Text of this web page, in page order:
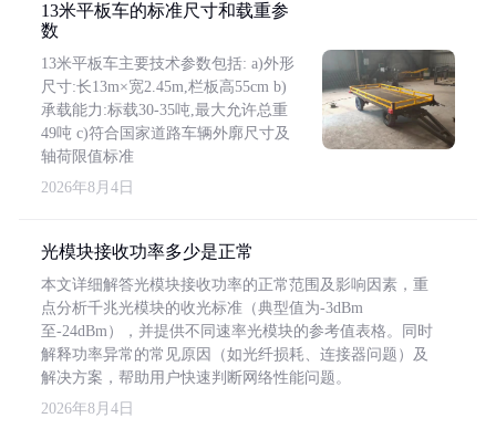
13米平板车的标准尺寸和载重参
数
13米平板车主要技术参数包括: a)外形
尺寸:长13m×宽2.45m,栏板高55cm b)
承载能力:标载30-35吨,最大允许总重
49吨 c)符合国家道路车辆外廓尺寸及
轴荷限值标准
2026年8月4日
光模块接收功率多少是正常
本文详细解答光模块接收功率的正常范围及影响因素，重
点分析千兆光模块的收光标准（典型值为-3dBm
至-24dBm），并提供不同速率光模块的参考值表格。同时
解释功率异常的常见原因（如光纤损耗、连接器问题）及
解决方案，帮助用户快速判断网络性能问题。
2026年8月4日